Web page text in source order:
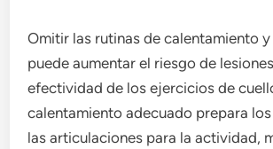
Omitir las rutinas de calentamiento
puede aumentar el riesgo de
efectividad de los ejercicios de
calentamiento adecuado prepara
las articulaciones para la actividad,